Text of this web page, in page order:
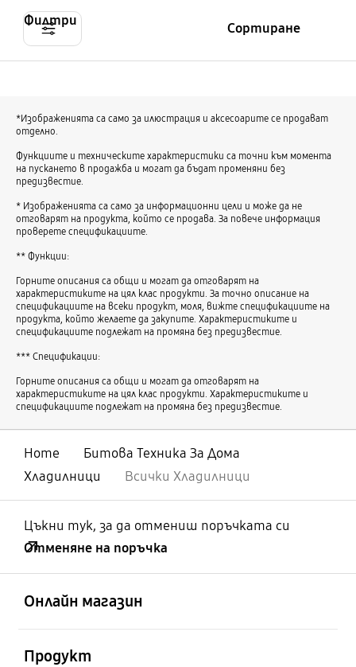
Филтри Сортиране
*Изображенията са само за илюстрация и аксесоарите се продават
отделно.
Функциите и техническите характеристики са точни към момента
на пускането в продажба и могат да бъдат променяни без
предизвестие.
* Изображенията са само за информационни цели и може да не
отговарят на продукта, който се продава. За повече информация
проверете спецификациите.
** Функции:
Горните описания са общи и могат да отговарят на
характеристиките на цял клас продукти. За точно описание на
спецификациите на всеки продукт, моля, вижте спецификациите на
продукта, който желаете да закупите. Характеристиките и
спецификациите подлежат на промяна без предизвестие.
*** Спецификации:
Горните описания са общи и могат да отговарят на
характеристиките на цял клас продукти. Характеристиките и
спецификациите подлежат на промяна без предизвестие.
Home
Битова Техника За Дома
Хладилници
Всички Хладилници
Цъкни тук, за да отмениш поръчката си
Отменяне на поръчка
Онлайн магазин
Продукт